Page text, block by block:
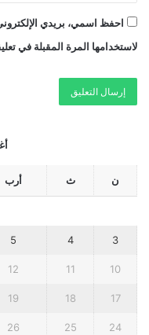
احفظ اسمي، بريدي
لاستخدامها المرة المقبلة في
ن ث أرب
3
4
5
10
11
12
17
18
19
24
25
26